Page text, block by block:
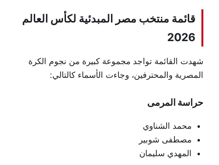
قائمة منتخب مصر المبدئية لكأس العالم
2026
شهدت القائمة تواجد مجموعة كبيرة من نجوم الكرة
المصرية والمحترفين، وجاءت الأسماء كالتالي:
حراسة المرمى
محمد الشناوي
مصطفى شوبير
المهدي سليمان